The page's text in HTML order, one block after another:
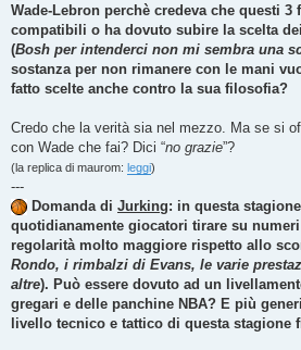
Wade-Lebron perchè credeva che questi 3
compatibili o ha dovuto subire la scelta
(Bosh per intenderci non mi sembra una
sostanza per non rimanere con le mani
fatto scelte anche contro la sua filosofia?
Credo che la verità sia nel mezzo. Ma se si
con Wade che fai? Dici “no grazie”?
(la replica di maurom: leggi)
---
Domanda di Jurking: in questa
quotidianamente giocatori tirare su
regolarità molto maggiore rispetto allo
Rondo, i rimbalzi di Evans, le varie
altre). Può essere dovuto ad un
gregari e delle panchine NBA? E più
livello tecnico e tattico di questa stagione